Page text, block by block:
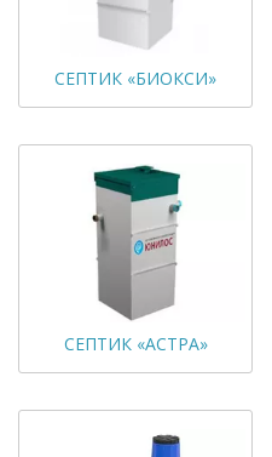
СЕПТИК «БИОКСИ»
СЕПТИК «АСТРА»